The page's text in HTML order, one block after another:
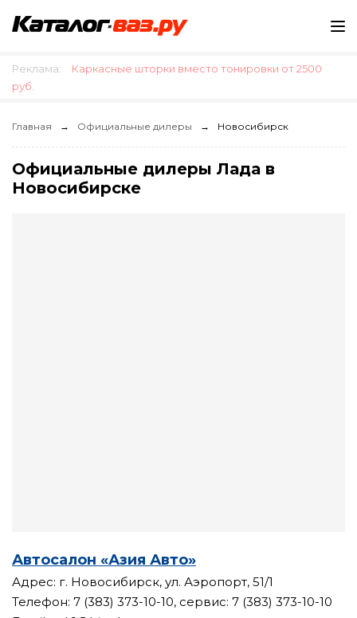
Реклама:
Каркасные шторки вместо тонировки от 2500
руб.
Главная Официальные дилеры Новосибирск
Официальные дилеры Лада в
Новосибирске
Автосалон «Азия Авто»
Адрес: г. Новосибирск, ул. Аэропорт, 51/1
Телефон: 7 (383) 373-10-10, сервис: 7 (383) 373-10-10